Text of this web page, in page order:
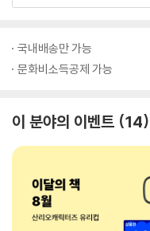
국내배송만 가능
문화비소득공제 가능
이 분야의 이벤트 14